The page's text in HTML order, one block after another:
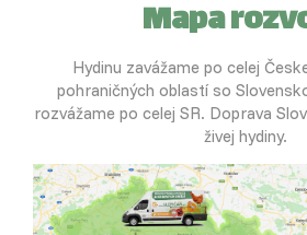
Mapa
Hydinu zavážame po celej
pohraničných oblastí so
rozvážame po celej SR. Doprava
živej hydiny.